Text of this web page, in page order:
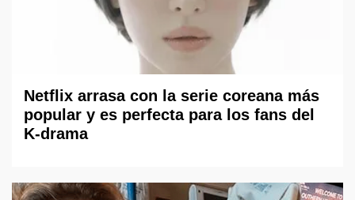
Netflix arrasa con la serie coreana más
popular y es perfecta para los fans del
K-drama